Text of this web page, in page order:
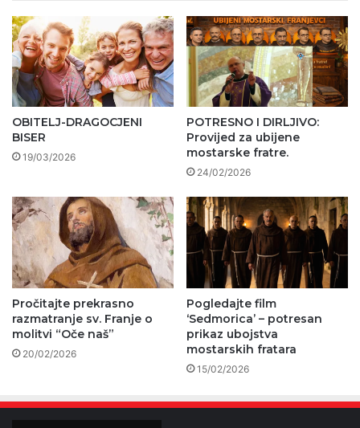
OBITELJ-DRAGOCJENI
BISER
19/03/2026
POTRESNO I DIRLJIVO:
Provijed za ubijene
mostarske fratre.
24/02/2026
Pročitajte prekrasno
razmatranje sv. Franje o
molitvi “Oče naš”
20/02/2026
Pogledajte film
‘Sedmorica’ – potresan
prikaz ubojstva
mostarskih fratara
15/02/2026